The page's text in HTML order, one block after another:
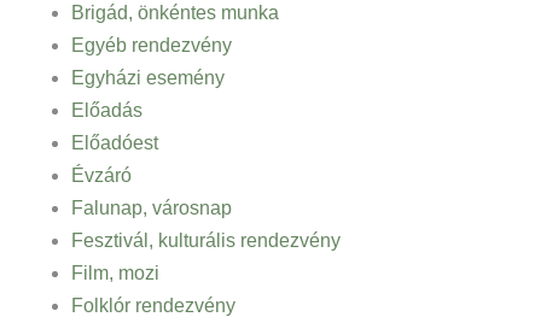
Brigád, önkéntes munka
Egyéb rendezvény
Egyházi esemény
Előadás
Előadóest
Évzáró
Falunap, városnap
Fesztivál, kulturális rendezvény
Film, mozi
Folklór rendezvény